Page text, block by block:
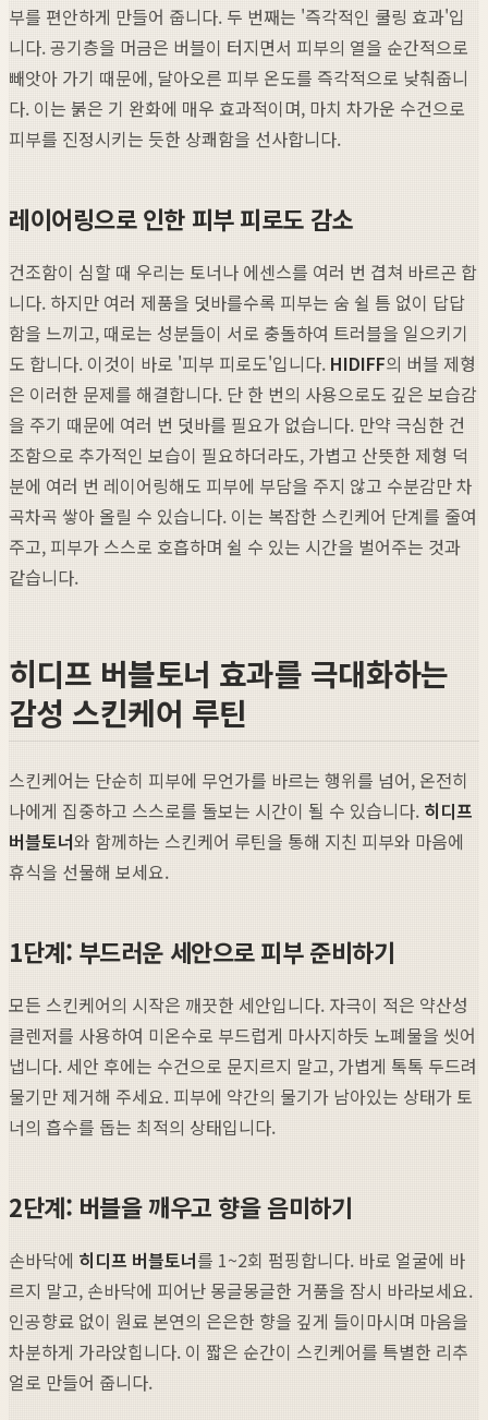
부를 편안하게 만들어 줍니다. 두 번째는 '즉각적인 쿨링 효과'입
니다. 공기층을 머금은 버블이 터지면서 피부의 열을 순간적으로
빼앗아 가기 때문에, 달아오른 피부 온도를 즉각적으로 낮춰줍니
다. 이는 붉은 기 완화에 매우 효과적이며, 마치 차가운 수건으로
피부를 진정시키는 듯한 상쾌함을 선사합니다.
레이어링으로 인한 피부 피로도 감소
건조함이 심할 때 우리는 토너나 에센스를 여러 번 겹쳐 바르곤 합
니다. 하지만 여러 제품을 덧바를수록 피부는 숨 쉴 틈 없이 답답
함을 느끼고, 때로는 성분들이 서로 충돌하여 트러블을 일으키기
도 합니다. 이것이 바로 '피부 피로도'입니다. HIDIFF의 버블 제형
은 이러한 문제를 해결합니다. 단 한 번의 사용으로도 깊은 보습감
을 주기 때문에 여러 번 덧바를 필요가 없습니다. 만약 극심한 건
조함으로 추가적인 보습이 필요하더라도, 가볍고 산뜻한 제형 덕
분에 여러 번 레이어링해도 피부에 부담을 주지 않고 수분감만 차
곡차곡 쌓아 올릴 수 있습니다. 이는 복잡한 스킨케어 단계를 줄여
주고, 피부가 스스로 호흡하며 쉴 수 있는 시간을 벌어주는 것과
같습니다.
히디프 버블토너 효과를 극대화하는
감성 스킨케어 루틴
스킨케어는 단순히 피부에 무언가를 바르는 행위를 넘어, 온전히
나에게 집중하고 스스로를 돌보는 시간이 될 수 있습니다. 히디프
버블토너와 함께하는 스킨케어 루틴을 통해 지친 피부와 마음에
휴식을 선물해 보세요.
1단계: 부드러운 세안으로 피부 준비하기
모든 스킨케어의 시작은 깨끗한 세안입니다. 자극이 적은 약산성
클렌저를 사용하여 미온수로 부드럽게 마사지하듯 노폐물을 씻어
냅니다. 세안 후에는 수건으로 문지르지 말고, 가볍게 톡톡 두드려
물기만 제거해 주세요. 피부에 약간의 물기가 남아있는 상태가 토
너의 흡수를 돕는 최적의 상태입니다.
2단계: 버블을 깨우고 향을 음미하기
손바닥에 히디프 버블토너를 1~2회 펌핑합니다. 바로 얼굴에 바
르지 말고, 손바닥에 피어난 몽글몽글한 거품을 잠시 바라보세요.
인공향료 없이 원료 본연의 은은한 향을 깊게 들이마시며 마음을
차분하게 가라앉힙니다. 이 짧은 순간이 스킨케어를 특별한 리추
얼로 만들어 줍니다.